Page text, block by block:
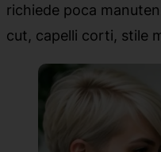
richiede poca
cut, capelli corti, stile